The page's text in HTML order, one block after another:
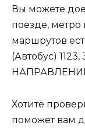
Вы можете
поезде,
маршрутов
(Автобус)
Хотите
поможет вам